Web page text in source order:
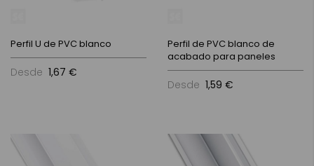
Perfil U de PVC blanco
Desde 1,67 €
Perfil de PVC blanco de
acabado para paneles
Desde 1,59 €